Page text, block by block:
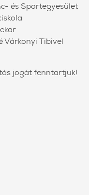
és Sportegyesület
Várkonyi Tibivel
jogát fenntartjuk!